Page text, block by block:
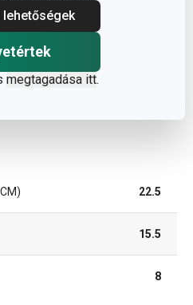
lehetőségek
megtagadása itt.
22.5
15.5
8